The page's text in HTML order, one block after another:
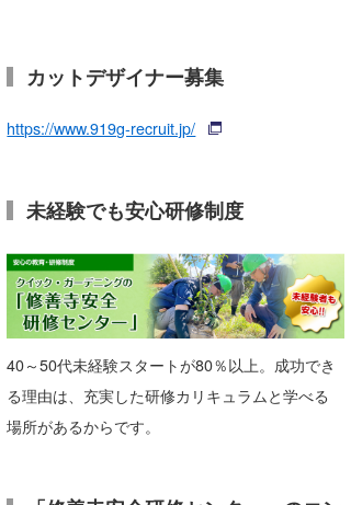
カットデザイナー募集
https://www.919g-recruit.jp/
未経験でも安心研修制度
40～50代未経験スタートが80％以上。成功でき
る理由は、充実した研修カリキュラムと学べる
場所があるからです。